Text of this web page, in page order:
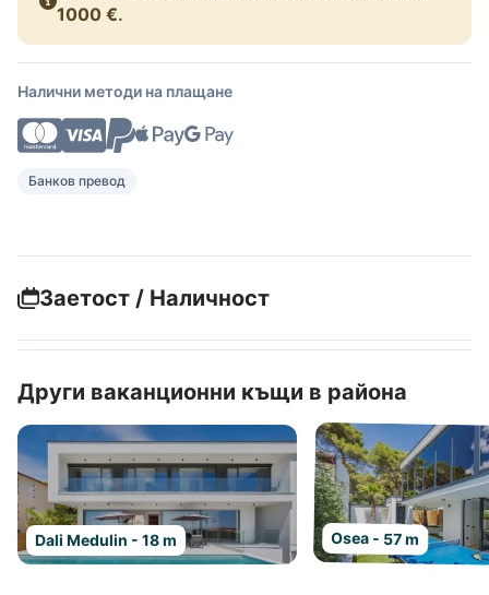
1000 €.
Налични методи на плащане
Банков превод
Заетост / Наличност
Други ваканционни къщи в района
Dali Medulin - 18 m Osea - 57 m